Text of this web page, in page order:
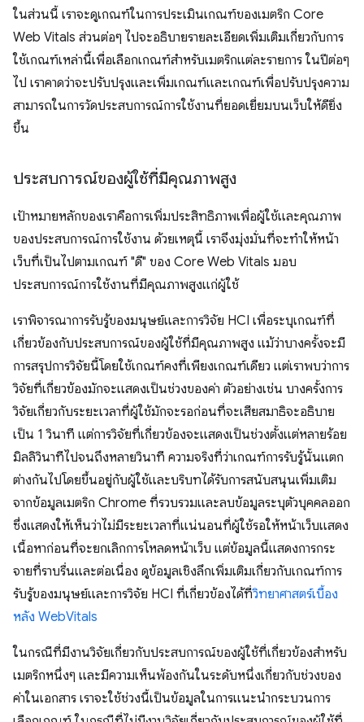
ในส่วนนี้ เราจะดูเกณฑ์ในการประเมินเกณฑ์ของเมตริก Core
Web Vitals ส่วนต่อๆ ไปจะอธิบายรายละเอียดเพิ่มเติมเกี่ยวกับการ
ใช้เกณฑ์เหล่านี้เพื่อเลือกเกณฑ์สำหรับเมตริกแต่ละรายการ ในปีต่อๆ
ไป เราคาดว่าจะปรับปรุงและเพิ่มเกณฑ์และเกณฑ์เพื่อปรับปรุงความ
สามารถในการวัดประสบการณ์การใช้งานที่ยอดเยี่ยมบนเว็บให้ดียิ่ง
ขึ้น
ประสบการณ์ของผู้ใช้ที่มีคุณภาพสูง
เป้าหมายหลักของเราคือการเพิ่มประสิทธิภาพเพื่อผู้ใช้และคุณภาพ
ของประสบการณ์การใช้งาน ด้วยเหตุนี้ เราจึงมุ่งมั่นที่จะทำให้หน้า
เว็บที่เป็นไปตามเกณฑ์ "ดี" ของ Core Web Vitals มอบ
ประสบการณ์การใช้งานที่มีคุณภาพสูงแก่ผู้ใช้
เราพิจารณาการรับรู้ของมนุษย์และการวิจัย HCI เพื่อระบุเกณฑ์ที่
เกี่ยวข้องกับประสบการณ์ของผู้ใช้ที่มีคุณภาพสูง แม้ว่าบางครั้งจะมี
การสรุปการวิจัยนี้โดยใช้เกณฑ์คงที่เพียงเกณฑ์เดียว แต่เราพบว่าการ
วิจัยที่เกี่ยวข้องมักจะแสดงเป็นช่วงของค่า ตัวอย่างเช่น บางครั้งการ
วิจัยเกี่ยวกับระยะเวลาที่ผู้ใช้มักจะรอก่อนที่จะเสียสมาธิจะอธิบาย
เป็น 1 วินาที แต่การวิจัยที่เกี่ยวข้องจะแสดงเป็นช่วงตั้งแต่หลายร้อย
มิลลิวินาทีไปจนถึงหลายวินาที ความจริงที่ว่าเกณฑ์การรับรู้นั้นแตก
ต่างกันไปโดยขึ้นอยู่กับผู้ใช้และบริบทได้รับการสนับสนุนเพิ่มเติม
จากข้อมูลเมตริก Chrome ที่รวบรวมและลบข้อมูลระบุตัวบุคคลออก
ซึ่งแสดงให้เห็นว่าไม่มีระยะเวลาที่แน่นอนที่ผู้ใช้รอให้หน้าเว็บแสดง
เนื้อหาก่อนที่จะยกเลิกการโหลดหน้าเว็บ แต่ข้อมูลนี้แสดงการกระ
จายที่ราบรื่นและต่อเนื่อง ดูข้อมูลเชิงลึกเพิ่มเติมเกี่ยวกับเกณฑ์การ
รับรู้ของมนุษย์และการวิจัย HCI ที่เกี่ยวข้องได้ที่วิทยาศาสตร์เบื้อง
หลัง WebVitals
ในกรณีที่มีงานวิจัยเกี่ยวกับประสบการณ์ของผู้ใช้ที่เกี่ยวข้องสําหรับ
เมตริกหนึ่งๆ และมีความเห็นพ้องกันในระดับหนึ่งเกี่ยวกับช่วงของ
ค่าในเอกสาร เราจะใช้ช่วงนี้เป็นข้อมูลในการแนะนํากระบวนการ